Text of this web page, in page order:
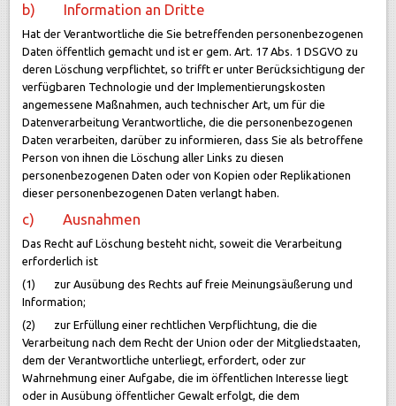
b) Information an Dritte
Hat der Verantwortliche die Sie betreffenden personenbezogenen
Daten öffentlich gemacht und ist er gem. Art. 17 Abs. 1 DSGVO zu
deren Löschung verpflichtet, so trifft er unter Berücksichtigung der
verfügbaren Technologie und der Implementierungskosten
angemessene Maßnahmen, auch technischer Art, um für die
Datenverarbeitung Verantwortliche, die die personenbezogenen
Daten verarbeiten, darüber zu informieren, dass Sie als betroffene
Person von ihnen die Löschung aller Links zu diesen
personenbezogenen Daten oder von Kopien oder Replikationen
dieser personenbezogenen Daten verlangt haben.
c) Ausnahmen
Das Recht auf Löschung besteht nicht, soweit die Verarbeitung
erforderlich ist
(1) zur Ausübung des Rechts auf freie Meinungsäußerung und
Information;
(2) zur Erfüllung einer rechtlichen Verpflichtung, die die
Verarbeitung nach dem Recht der Union oder der Mitgliedstaaten,
dem der Verantwortliche unterliegt, erfordert, oder zur
Wahrnehmung einer Aufgabe, die im öffentlichen Interesse liegt
oder in Ausübung öffentlicher Gewalt erfolgt, die dem